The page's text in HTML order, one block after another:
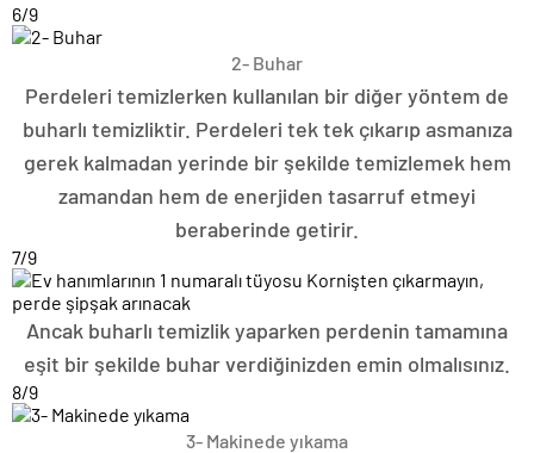
6/9
2- Buhar
Perdeleri temizlerken kullanılan bir diğer yöntem de
buharlı temizliktir. Perdeleri tek tek çıkarıp asmanıza
gerek kalmadan yerinde bir şekilde temizlemek hem
zamandan hem de enerjiden tasarruf etmeyi
beraberinde getirir.
7/9
Ancak buharlı temizlik yaparken perdenin tamamına
eşit bir şekilde buhar verdiğinizden emin olmalısınız.
8/9
3- Makinede yıkama